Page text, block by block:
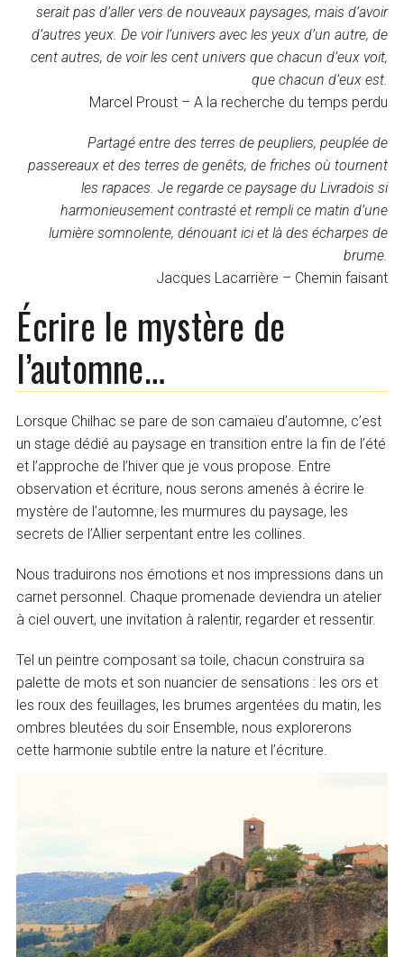
serait pas d’aller vers de nouveaux paysages, mais d’avoir
d’autres yeux. De voir l’univers avec les yeux d’un autre, de
cent autres, de voir les cent univers que chacun d’eux voit,
que chacun d’eux est.
Marcel Proust – A la recherche du temps perdu
Partagé entre des terres de peupliers, peuplée de
passereaux et des terres de genêts, de friches où tournent
les rapaces. Je regarde ce paysage du Livradois si
harmonieusement contrasté et rempli ce matin d’une
lumière somnolente, dénouant ici et là des écharpes de
brume.
Jacques Lacarrière – Chemin faisant
Écrire le mystère de
l’automne…
Lorsque Chilhac se pare de son camaïeu d’automne, c’est
un stage dédié au paysage en transition entre la fin de l’été
et l’approche de l’hiver que je vous propose. Entre
observation et écriture, nous serons amenés à écrire le
mystère de l’automne, les murmures du paysage, les
secrets de l’Allier serpentant entre les collines.
Nous traduirons nos émotions et nos impressions dans un
carnet personnel. Chaque promenade deviendra un atelier
à ciel ouvert, une invitation à ralentir, regarder et ressentir.
Tel un peintre composant sa toile, chacun construira sa
palette de mots et son nuancier de sensations : les ors et
les roux des feuillages, les brumes argentées du matin, les
ombres bleutées du soir Ensemble, nous explorerons
cette harmonie subtile entre la nature et l’écriture.